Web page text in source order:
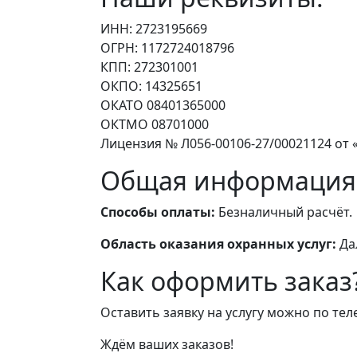
ИНН: 2723195669
ОГРН: 1172724018796
КПП: 272301001
ОКПО: 14325651
ОКАТО 08401365000
ОКТМО 08701000
Лицензия № Л056-00106-27/00021124 от
Общая
Способы оплаты: Безналичный расчёт.
Область оказания охранных услуг:
Как оформить
Оставить заявку на услугу можно по
Ждём ваших заказов!